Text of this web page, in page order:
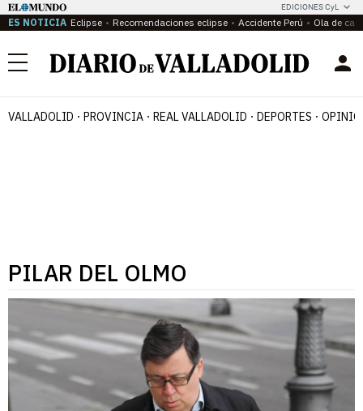
EDICIONES CyL
ES NOTICIA Eclipse Recomendaciones eclipse Accidente Perú Ola de
Menú
VALLADOLID PROVINCIA REAL VALLADOLID DEPORTES
PILAR DEL OLMO